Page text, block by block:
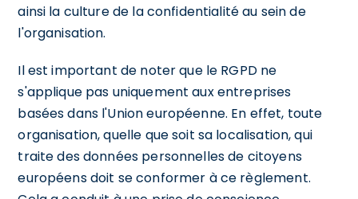
ainsi la culture de la confidentialité au sein de
l'organisation.
Il est important de noter que le RGPD ne
s'applique pas uniquement aux entreprises
basées dans l'Union européenne. En effet, toute
organisation, quelle que soit sa localisation, qui
traite des données personnelles de citoyens
européens doit se conformer à ce règlement.